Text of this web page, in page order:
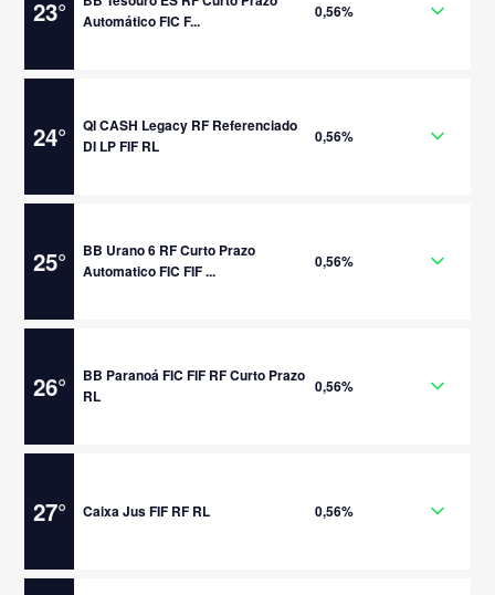
23°
Automático FIC F...
0,56%
24°
QI CASH Legacy RF Referenciado
DI LP FIF RL
0,56%
25°
BB Urano 6 RF Curto Prazo
Automatico FIC FIF ...
0,56%
26°
BB Paranoá FIC FIF RF Curto Prazo
RL
0,56%
27° Caixa Jus FIF RF RL 0,56%